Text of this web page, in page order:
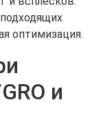
оптимизация.
и